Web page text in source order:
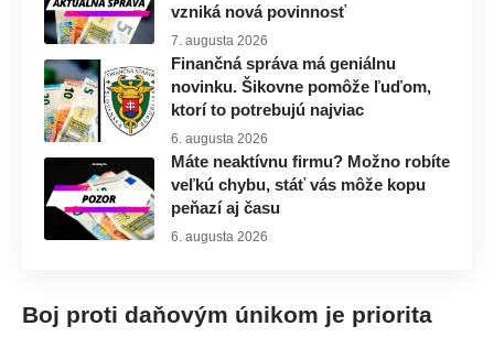
vzniká nová povinnosť
7. augusta 2026
Finančná správa má geniálnu
novinku. Šikovne pomôže ľuďom,
ktorí to potrebujú najviac
6. augusta 2026
Máte neaktívnu firmu? Možno robíte
veľkú chybu, stáť vás môže kopu
peňazí aj času
6. augusta 2026
Boj proti daňovým únikom je priorita